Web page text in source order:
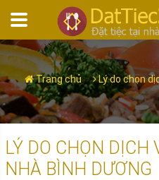
Trang chủ Lý do chọn
LÝ DO CHỌN DỊCH
NHÀ BÌNH DƯƠNG